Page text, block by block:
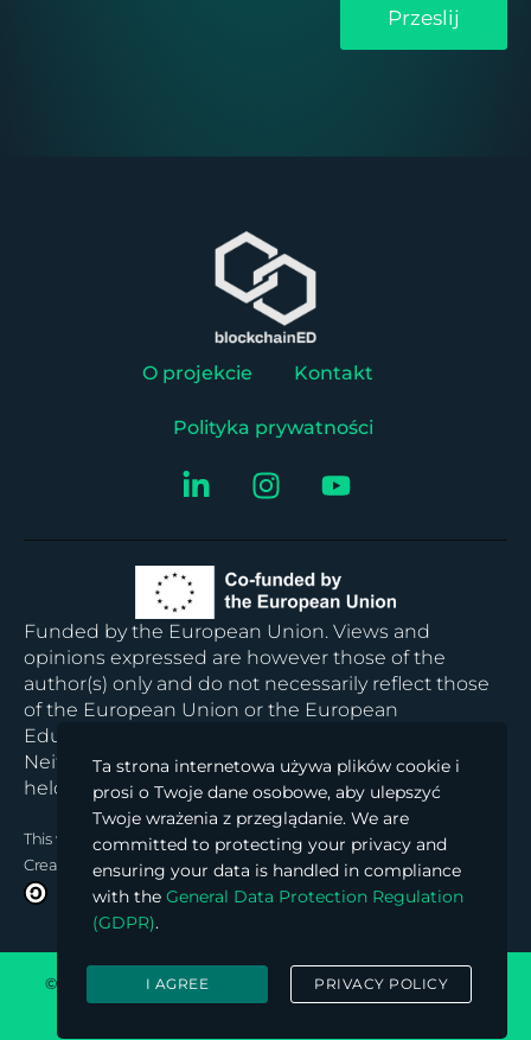
Przeslij
O projekcie Kontakt
Polityka prywatności
Funded by the European Union. Views and
opinions expressed are however those of the
author(s) only and do not necessarily reflect those
of the European Union or the European
Education and Culture Executive Agency (EACEA).
Neither the European Union nor EACEA can be
held responsible for them.
This work© 2024 is licensed under
Creative Commons Attribution-ShareAlike 4.0 International
© 2026 Block Chained Hub. All rights reserved. Powered by
Institute of Entrepreneurship Development (iED).
Ta strona internetowa używa plików cookie i
prosi o Twoje dane osobowe, aby ulepszyć
Twoje wrażenia z przeglądanie. We are
committed to protecting your privacy and
ensuring your data is handled in compliance
with the General Data Protection Regulation
(GDPR).
I AGREE PRIVACY POLICY